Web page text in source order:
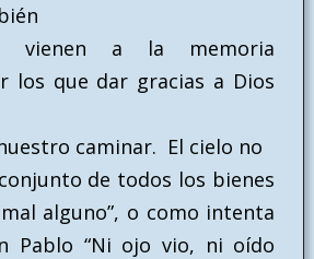
vienen a la memoria
los que dar gracias a Dios
caminar. El cielo no
de todos los bienes
alguno”, o como intenta
Pablo “Ni ojo vio, ni oído